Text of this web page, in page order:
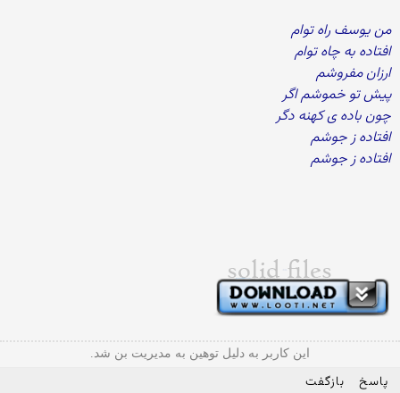
من یوسف راه توام
افتاده به چاه توام
ارزان مفروشم
پیش تو خموشم اگر
چون باده ی کهنه دگر
افتاده ز جوشم
افتاده ز جوشم
این کاربر به دلیل توهین به مدیریت بن شد.
پاسخ بازگفت